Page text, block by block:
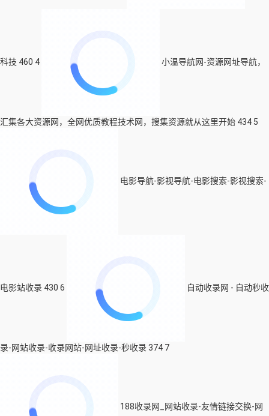
科技 460 4 小温导航网-资源网址导航，
汇集各大资源网，全网优质教程技术网，搜集资源就从这里开始 434 5
电影导航-影视导航-电影搜索-影视搜索-
电影站收录 430 6 自动收录网 - 自动秒收
录-网站收录-收录网站-网址收录-秒收录374 7
188收录网_网站收录-友情链接交换-网